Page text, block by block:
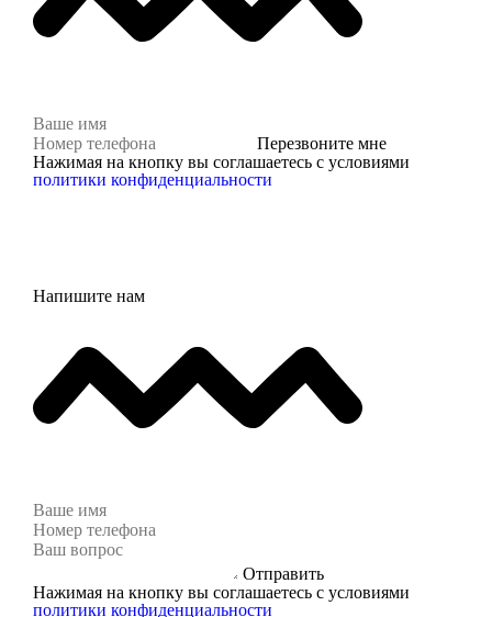
Перезвоните мне
Нажимая на кнопку вы соглашаетесь с условиями
политики конфиденциальности
Напишите нам
Отправить
Нажимая на кнопку вы соглашаетесь с условиями
политики конфиденциальности